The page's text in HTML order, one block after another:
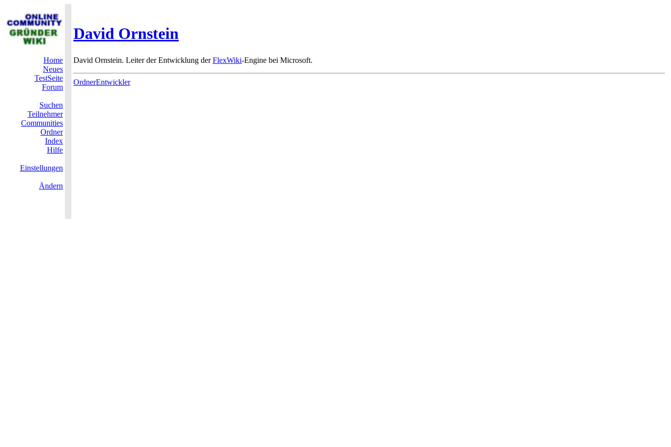
David Ornstein
Home
Neues
TestSeite
Forum
Suchen
Teilnehmer
Communities
Ordner
Index
Hilfe
Einstellungen
Ändern
David Ornstein. Leiter der Entwicklung derFlexWiki-Engine bei Microsoft.
OrdnerEntwickler